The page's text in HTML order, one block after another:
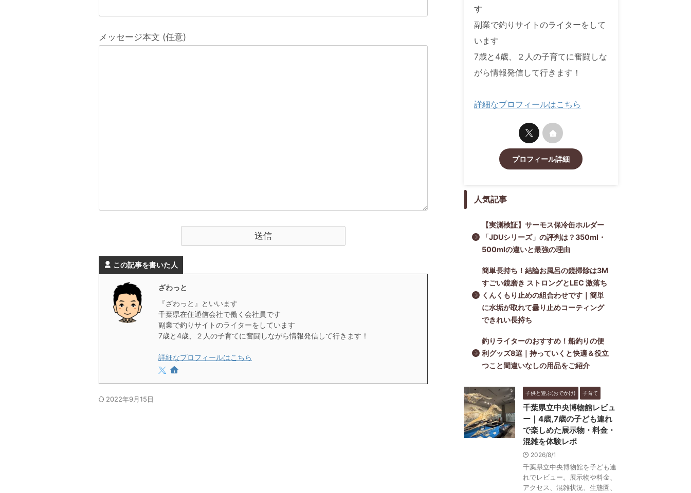
メッセージ本文 (任意)
この記事を書いた人
ざわっと
『ざわっと』といいます
千葉県在住通信会社で働く会社員です
副業で釣りサイトのライターをしています
7歳と4歳、２人の子育てに奮闘しながら情報発信して行きます！
詳細なプロフィールはこちら
2022年9月15日
す
副業で釣りサイトのライターをして
います
7歳と4歳、２人の子育てに奮闘しな
がら情報発信して行きます！
詳細なプロフィールはこちら
プロフィール詳細
人気記事
【実測検証】サーモス保冷缶ホルダー
「JDUシリーズ」の評判は？350ml・
500mlの違いと最強の理由
簡単長持ち！結論お風呂の鏡掃除は3M
すごい鏡磨き ストロングとLEC 激落ち
くんくもり止めの組合わせです｜簡単
に水垢が取れて曇り止めコーティング
できれい長持ち
釣りライターのおすすめ！船釣りの便
利グッズ8選｜持っていくと快適＆役立
つこと間違いなしの用品をご紹介
子供と遊ぶ(おでかけ) 子育て
千葉県立中央博物館レビュ
ー｜4歳,7歳の子ども連れ
で楽しめた展示物・料金・
混雑を体験レポ
2026/8/1
千葉県立中央博物館を子ども連
れでレビュー。展示物や料金、
アクセス、混雑状況、生態園、